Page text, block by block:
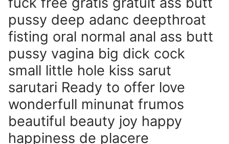
pussy deep adanc deepthroat
fisting oral normal anal ass butt
pussy vagina big dick cock
small little hole kiss sarut
sarutari Ready to offer love
wonderfull minunat frumos
beautiful beauty joy happy
happiness de placere